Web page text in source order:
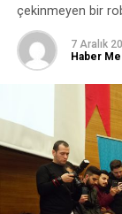
çekinmeyen bir
7 Aralık
Haber